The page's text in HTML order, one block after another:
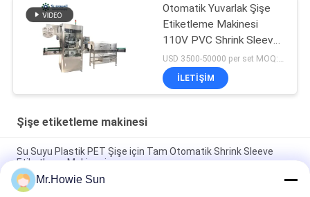
Otomatik Yuvarlak Şişe
Etiketleme Makinesi
110V PVC Shrink Sleeve
Film
USD 3500-50000 per set MOQ:1 takım
İLETIŞIM
Şişe etiketleme makinesi
Su Suyu Plastik PET Şişe için Tam Otomatik Shrink Sleeve
Etiketleme Makinesi
Sıvı İçecek Paketleme Hattı İçin Döner / Lineer Sıcak Eriyik
Mr.Howie Sun